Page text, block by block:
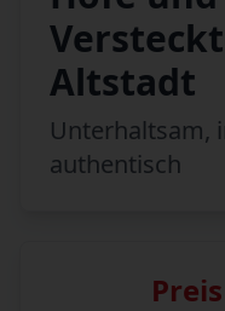
Altstadt
Unterhaltsam,
authentisch